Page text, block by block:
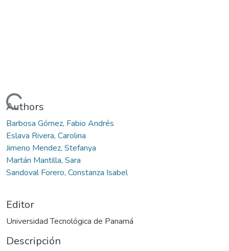
Cargando...
Authors
Barbosa Gómez, Fabio Andrés
Eslava Rivera, Carolina
Jimeno Mendez, Stefanya
Martán Mantilla, Sara
Sandoval Forero, Constanza Isabel
Editor
Universidad Tecnológica de Panamá
Descripción